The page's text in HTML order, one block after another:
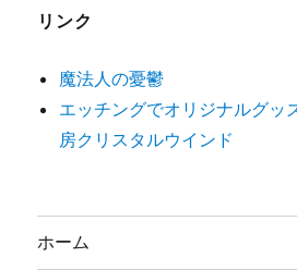
リンク
魔法人の憂鬱
エッチングでオリジナルグッ
房クリスタルウインド
ホーム